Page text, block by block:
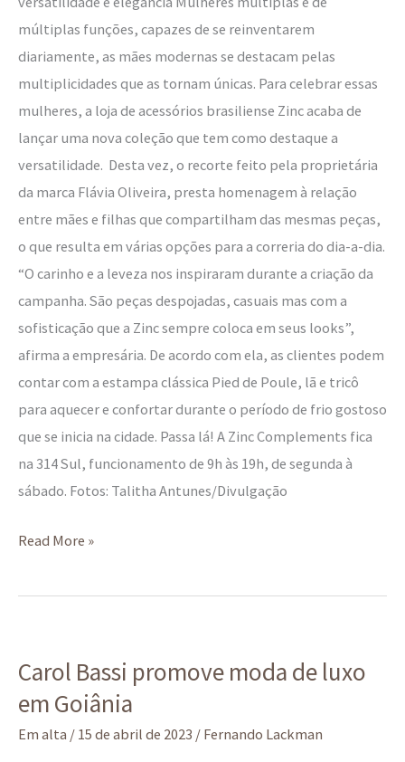
múltiplas funções, capazes de se reinventarem
diariamente, as mães modernas se destacam pelas
multiplicidades que as tornam únicas. Para celebrar essas
mulheres, a loja de acessórios brasiliense Zinc acaba de
lançar uma nova coleção que tem como destaque a
versatilidade. Desta vez, o recorte feito pela proprietária
da marca Flávia Oliveira, presta homenagem à relação
entre mães e filhas que compartilham das mesmas peças,
o que resulta em várias opções para a correria do dia-a-dia.
“O carinho e a leveza nos inspiraram durante a criação da
campanha. São peças despojadas, casuais mas com a
sofisticação que a Zinc sempre coloca em seus looks”,
afirma a empresária. De acordo com ela, as clientes podem
contar com a estampa clássica Pied de Poule, lã e tricô
para aquecer e confortar durante o período de frio gostoso
que se inicia na cidade. Passa lá! A Zinc Complements fica
na 314 Sul, funcionamento de 9h às 19h, de segunda à
sábado. Fotos: Talitha Antunes/Divulgação
e
tricô
para
Dia
das
Mães
Read More »
Carol Bassi promove moda de luxo
em Goiânia
Em alta / 15 de abril de 2023 / Fernando Lackman
Bassi
promove
moda